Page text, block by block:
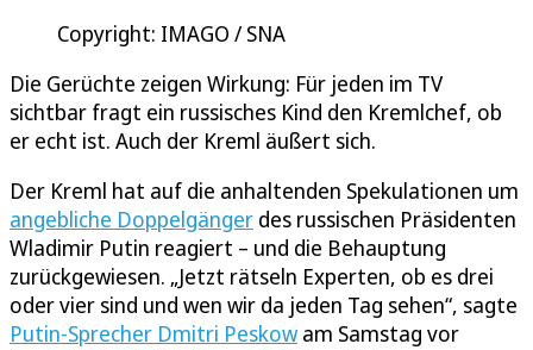
Copyright: IMAGO / SNA
Die Gerüchte zeigen Wirkung: Für jeden im TV
sichtbar fragt ein russisches Kind den Kremlchef, ob
er echt ist. Auch der Kreml äußert sich.
Der Kreml hat auf die anhaltenden Spekulationen um
angebliche Doppelgänger des russischen Präsidenten
Wladimir Putin reagiert – und die Behauptung
zurückgewiesen. „Jetzt rätseln Experten, ob es drei
oder vier sind und wen wir da jeden Tag sehen“, sagte
Putin-Sprecher Dmitri Peskow am Samstag vor